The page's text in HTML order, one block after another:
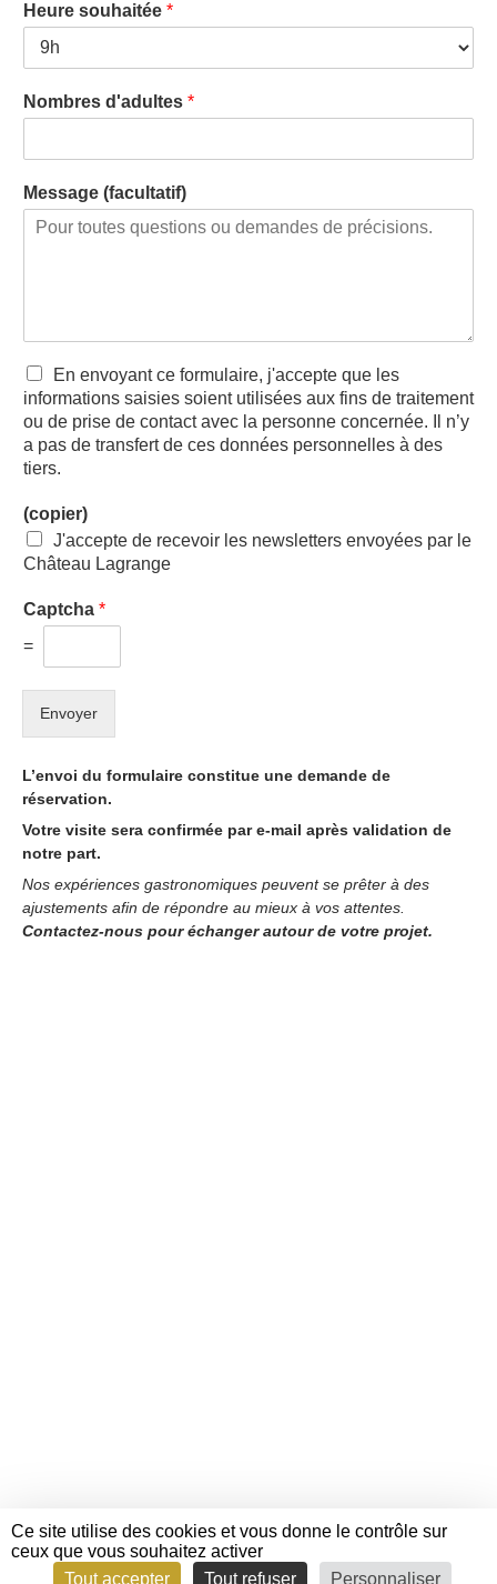
Heure souhaitée *
Nombres d'adultes *
Message (facultatif)
En envoyant ce formulaire, j'accepte que les
informations saisies soient utilisées aux fins de traitement
ou de prise de contact avec la personne concernée. Il n’y
a pas de transfert de ces données personnelles à des
tiers.
(copier)
J'accepte de recevoir les newsletters envoyées par le
Château Lagrange
Captcha *
=
Envoyer
L’envoi du formulaire constitue une demande de
réservation.
Votre visite sera confirmée par e-mail après validation de
notre part.
Nos expériences gastronomiques peuvent se prêter à des
ajustements afin de répondre au mieux à vos attentes.
Contactez-nous pour échanger autour de votre projet.
Ce site utilise des cookies et vous donne le contrôle sur
ceux que vous souhaitez activer
Tout accepter
Tout refuser Personnaliser